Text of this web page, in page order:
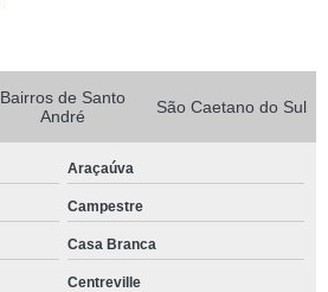
Bairros de Santo
André
São Caetano do Sul
Araçaúva
Campestre
Casa Branca
Centreville